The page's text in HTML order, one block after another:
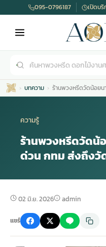
ดอกไม้หน้าศพ
จัดดอกไม้หน้าศพ
พวงหรีด กรุงเทพ
สั่งพวงหรีด
มรุสีขาว
ไม้งานแต่ง
ไม้งานแต่ง ราคาถูก
พวงหรีดพัดลม
พวงหรีดพัดลม ราคาถูก
รับจัดงานศพ
รับจัดงานศพ ครบวงจร
095-0796187 เปิดบริ
บทความ ร้านพวงหรีดวัดน้อยน
ความรู้
ร้านพวงหรีดวัดน้
ด่วน กทม ส่งถึงวั
02 มิ.ย. 2026 admin
แชร์